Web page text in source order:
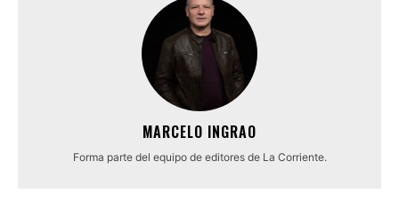
MARCELO INGRAO
Forma parte del equipo de editores de La Corriente.